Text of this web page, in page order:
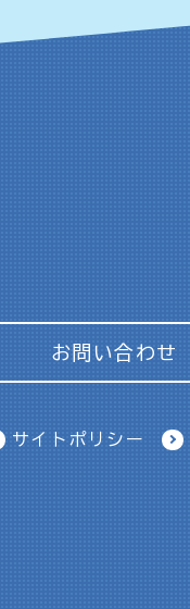
お問い合わせ
サイトポリシー